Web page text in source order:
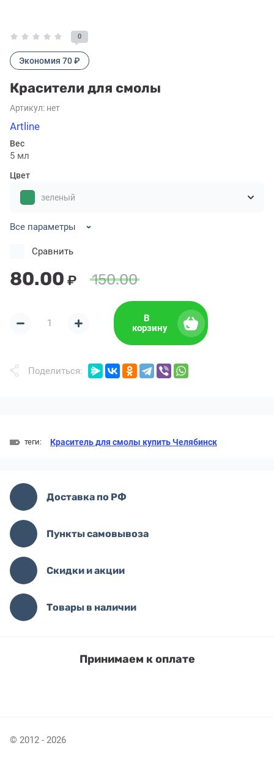
0
Экономия 70 ₽
Красители для смолы
Артикул: нет
Artline
Вес
5 мл
Цвет
зеленый
Все параметры
150.00
80.00 ₽
Сравнить
В
корзину
Поделиться:
теги: Краситель для смолы купить Челябинск
Доставка по РФ
Пункты самовывоза
Скидки и акции
Товары в наличии
Принимаем к оплате
© 2012 - 2026